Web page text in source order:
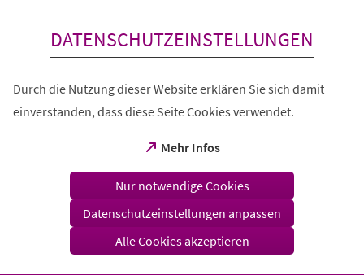
DATENSCHUTZEINSTELLUNGEN
Durch die Nutzung dieser Website erklären Sie sich damit
einverstanden, dass diese Seite Cookies verwendet.
Mehr Infos
(Öffnet
einem
Tab)
Nur notwendige Cookies
Datenschutzeinstellungen anpassen
Alle Cookies akzeptieren